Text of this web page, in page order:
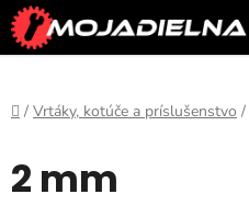
Prejsť
na
obsah
Domov
/ Vrtáky, kotúče a príslušenstvo /
2 mm